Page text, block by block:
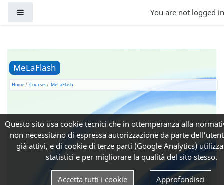
You are not logged
MeLaFlash
Home Courses MeLaFlash
Questo sito usa cookie tecnici che in ottemperanza alla
non necessitano di espressa autorizzazione da parte
già attivi, e di cookie di terze parti (Google Analytics)
statistici e per migliorare la qualità del sito stesso.
Accetta tutti i cookie Approfondisci